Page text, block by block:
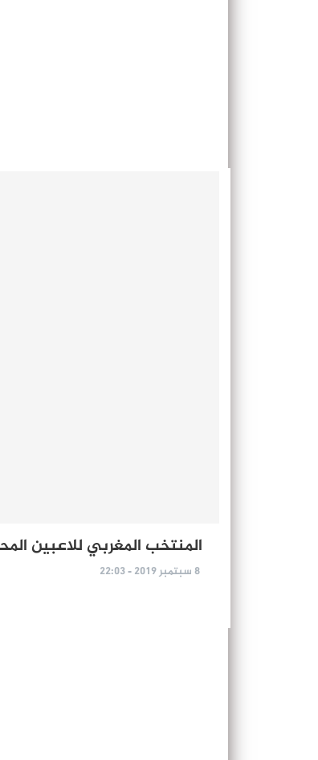
المنتخب المغربي للاعبين
8 سبتمبر 2019 - 22:03